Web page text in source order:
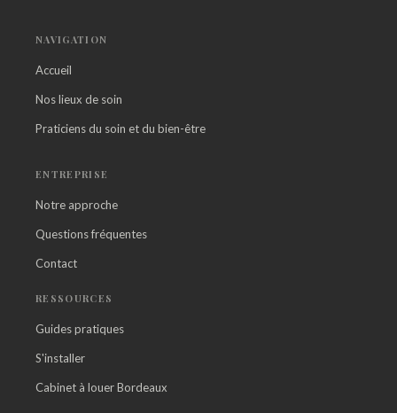
NAVIGATION
Accueil
Nos lieux de soin
Praticiens du soin et du bien-être
ENTREPRISE
Notre approche
Questions fréquentes
Contact
RESSOURCES
Guides pratiques
S'installer
Cabinet à louer Bordeaux